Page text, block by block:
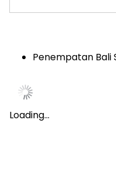
Penempatan Bali
Loading…